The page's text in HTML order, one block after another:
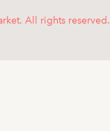
All rights reserved.